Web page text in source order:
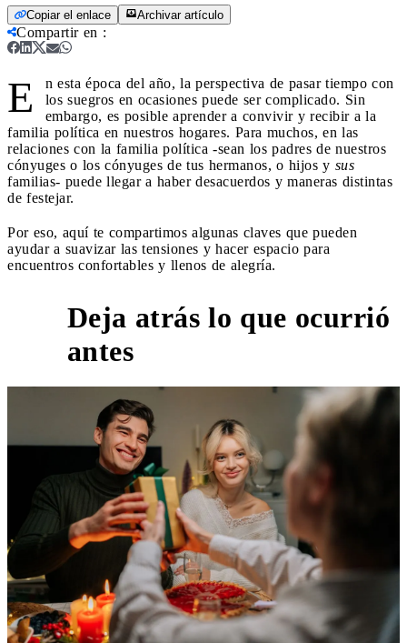
Copiar el enlace Archivar artículo
Compartir en :
E
n esta época del año, la perspectiva de pasar tiempo con
los suegros en ocasiones puede ser complicado. Sin
embargo, es posible aprender a convivir y recibir a la
familia política en nuestros hogares. Para muchos, en las
relaciones con la familia política -sean los padres de nuestros
cónyuges o los cónyuges de tus hermanos, o hijos y sus
familias- puede llegar a haber desacuerdos y maneras distintas
de festejar.
Por eso, aquí te compartimos algunas claves que pueden
ayudar a suavizar las tensiones y hacer espacio para
encuentros confortables y llenos de alegría.
Deja atrás lo que ocurrió
antes